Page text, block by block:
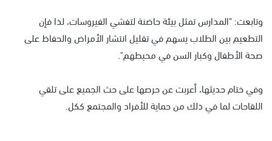
وتابعت: "المدارس تمثل بيئة حاضنة لتفشي الفيروسات، لذا فإن
التطعيم بين الطلاب يسهم في تقليل انتشار الأمراض والحفاظ على
صحة الأطفال وكبار السن في محيطهم".
وفي ختام حديثها، أعربت عن حرصها على حث الجميع على تلقي
اللقاحات لما في ذلك من حماية للأفراد والمجتمع ككل.